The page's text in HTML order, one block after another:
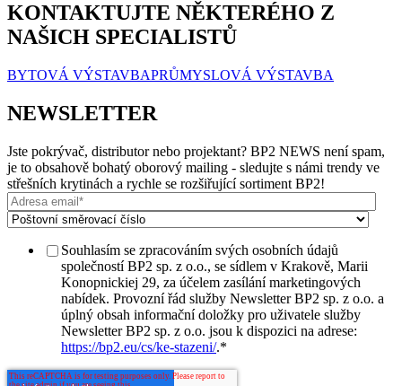
KONTAKTUJTE NĚKTERÉHO Z
NAŠICH SPECIALISTŮ
BYTOVÁ VÝSTAVBAPRŮMYSLOVÁ VÝSTAVBA
NEWSLETTER
Jste pokrývač, distributor nebo projektant? BP2 NEWS není spam,
je to obsahově bohatý oborový mailing - sledujte s námi trendy ve
střešních krytinách a rychle se rozšiřující sortiment BP2!
Souhlasím se zpracováním svých osobních údajů
společností BP2 sp. z o.o., se sídlem v Krakově, Marii
Konopnickiej 29, za účelem zasílání marketingových
nabídek. Provozní řád služby Newsletter BP2 sp. z o.o. a
úplný obsah informační doložky pro uživatele služby
Newsletter BP2 sp. z o.o. jsou k dispozici na adrese:
https://bp2.eu/cs/ke-stazeni/.*